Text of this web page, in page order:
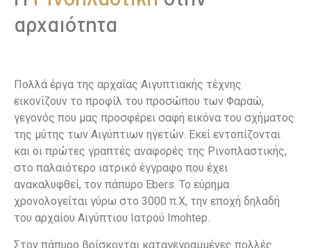
αρχαιότητα
Πολλά έργα της αρχαίας Αιγυπτιακής τέχνης
εικονίζουν το προφίλ του προσώπου των Φαραώ,
γεγονός που μας προσφέρει σαφή εικόνα του σχήματος
της μύτης των Αιγύπτιων ηγετών. Εκεί εντοπίζονται
και οι πρώτες γραπτές αναφορές της Ρινοπλαστικής,
στο παλαιότερο ιατρικό έγγραφο που έχει
ανακαλυφθεί, τον πάπυρο Ebers. Το εύρημα
χρονολογείται γύρω στο 3000 π.Χ, την εποχή δηλαδή
του αρχαίου Αιγύπτιου Ιατρού Imohtep.
Στον πάπυρο βρίσκονται καταγεγραμμένες πολλές